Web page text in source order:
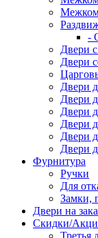
-
Двери
Двери
Двери
Двери
Двери
Двери
Двери
Двери
Фурнитура
Ручки
Для
Замки,
Двери на
Скидки/
Третья